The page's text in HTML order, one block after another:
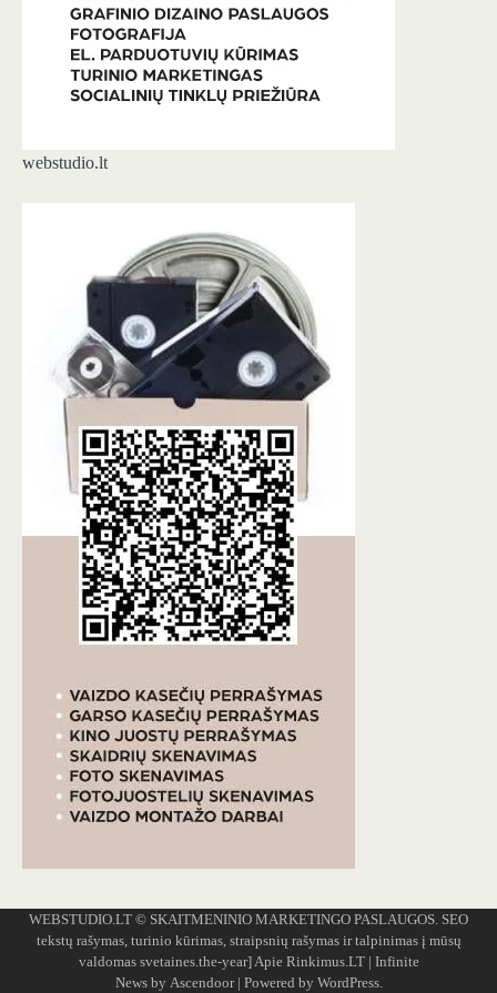
webstudio.lt
WEBSTUDIO.LT © SKAITMENINIO MARKETINGO PASLAUGOS. SEO
tekstų rašymas, turinio kūrimas, straipsnių rašymas ir talpinimas į mūsų
valdomas svetaines.the-year]Apie Rinkimus.LT| Infinite
News by Ascendoor| Powered by WordPress.